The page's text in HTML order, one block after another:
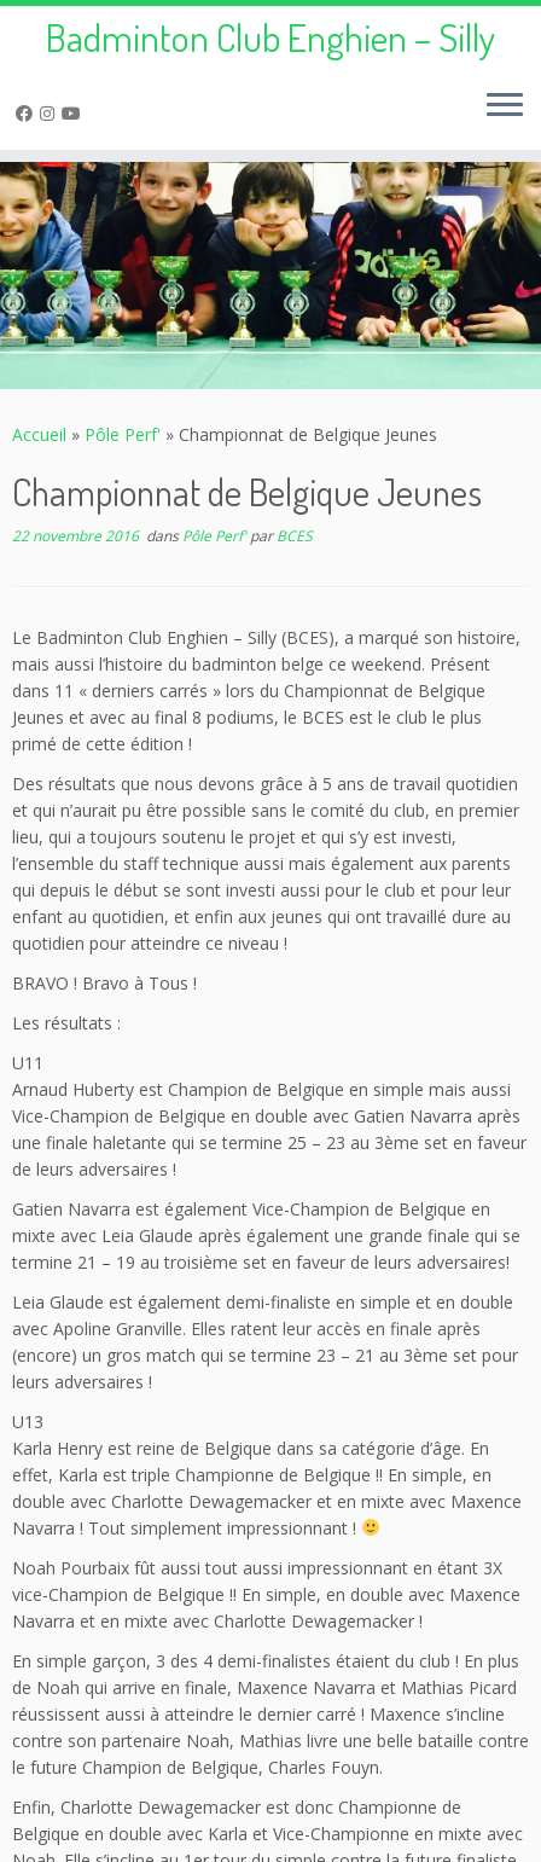
Passer
au
contenu
Badminton Club Enghien – Silly
Accueil » Pôle Perf' » Championnat de Belgique Jeunes
Championnat de Belgique Jeunes
22 novembre 2016dansPôle Perf'parBCES
Le Badminton Club Enghien – Silly (BCES), a marqué son histoire,
mais aussi l’histoire du badminton belge ce weekend. Présent
dans 11 « derniers carrés » lors du Championnat de Belgique
Jeunes et avec au final 8 podiums, le BCES est le club le plus
primé de cette édition !
Des résultats que nous devons grâce à 5 ans de travail quotidien
et qui n’aurait pu être possible sans le comité du club, en premier
lieu, qui a toujours soutenu le projet et qui s’y est investi,
l’ensemble du staff technique aussi mais également aux parents
qui depuis le début se sont investi aussi pour le club et pour leur
enfant au quotidien, et enfin aux jeunes qui ont travaillé dure au
quotidien pour atteindre ce niveau !
BRAVO ! Bravo à Tous !
Les résultats :
U11
Arnaud Huberty est Champion de Belgique en simple mais aussi
Vice-Champion de Belgique en double avec Gatien Navarra après
une finale haletante qui se termine 25 – 23 au 3ème set en faveur
de leurs adversaires !
Gatien Navarra est également Vice-Champion de Belgique en
mixte avec Leia Glaude après également une grande finale qui se
termine 21 – 19 au troisième set en faveur de leurs adversaires!
Leia Glaude est également demi-finaliste en simple et en double
avec Apoline Granville. Elles ratent leur accès en finale après
(encore) un gros match qui se termine 23 – 21 au 3ème set pour
leurs adversaires !
U13
Karla Henry est reine de Belgique dans sa catégorie d’âge. En
effet, Karla est triple Championne de Belgique !! En simple, en
double avec Charlotte Dewagemacker et en mixte avec Maxence
Navarra ! Tout simplement impressionnant !
Noah Pourbaix fût aussi tout aussi impressionnant en étant 3X
vice-Champion de Belgique !! En simple, en double avec Maxence
Navarra et en mixte avec Charlotte Dewagemacker !
En simple garçon, 3 des 4 demi-finalistes étaient du club ! En plus
de Noah qui arrive en finale, Maxence Navarra et Mathias Picard
réussissent aussi à atteindre le dernier carré ! Maxence s’incline
contre son partenaire Noah, Mathias livre une belle bataille contre
le future Champion de Belgique, Charles Fouyn.
Enfin, Charlotte Dewagemacker est donc Championne de
Belgique en double avec Karla et Vice-Championne en mixte avec